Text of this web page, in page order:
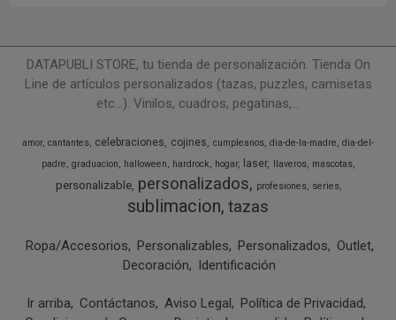
DATAPUBLI STORE, tu tienda de personalización. Tienda On
Line de artículos personalizados (tazas, puzzles, camisetas
etc...). Vinilos, cuadros, pegatinas,...
amor cantantes celebraciones cojines cumpleanos dia-de-la-madre dia-del-
padre graduacion halloween hardrock hogar laser llaveros mascotas
personalizable personalizados profesiones series
sublimacion tazas
Ropa/Accesorios Personalizables Personalizados
Outlet
Decoración
Identificación
Ir arriba Contáctanos Aviso Legal
Política de Privacidad